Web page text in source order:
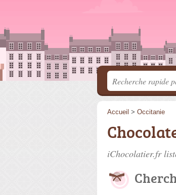
Accueil > Occitanie
iChocolatier.fr